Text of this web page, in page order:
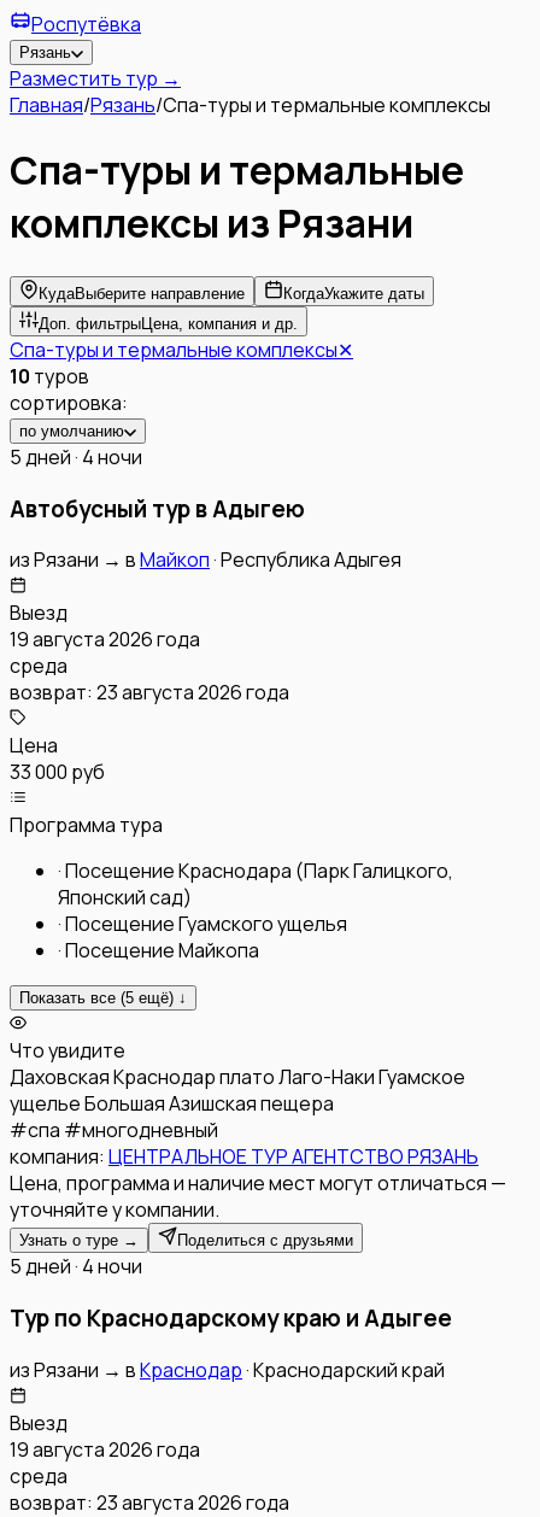
Роспутёвка
Рязань
Разместить тур →
Главная/Рязань/Спа-туры и термальные комплексы
Спа-туры и термальные
комплексы из Рязани
КудаВыберите направление КогдаУкажите даты
Доп. фильтры Цена, компания и др.
Спа-туры и термальные комплексы✕
10 туров
сортировка:
по умолчанию
5 дней · 4 ночи
Автобусный тур в Адыгею
изРязани → вМайкоп·Республика Адыгея
Выезд
19 августа 2026 года
среда
возврат: 23 августа 2026 года
Цена
33 000 руб
Программа тура
·Посещение Краснодара (Парк Галицкого,
Японский сад)
·Посещение Гуамского ущелья
·Посещение Майкопа
Показать все (5 ещё) ↓
Что увидите
ДаховскаяКраснодарплато Лаго-НакиГуамское
ущельеБольшая Азишская пещера
#спа #многодневный
компания: ЦЕНТРАЛЬНОЕ ТУР АГЕНТСТВО РЯЗАНЬ
Цена, программа и наличие мест могут отличаться —
уточняйте у компании.
Узнать о туре → Поделиться с друзьями
5 дней · 4 ночи
Тур по Краснодарскому краю и Адыгее
изРязани → вКраснодар·Краснодарский край
Выезд
19 августа 2026 года
среда
возврат: 23 августа 2026 года